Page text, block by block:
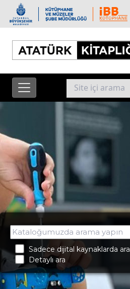
Sadece dijital kaynaklarda ara
Detaylı ara